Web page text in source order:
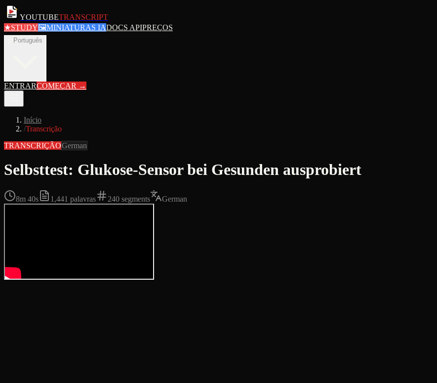
YOUTUBETRANSCRIPT
★STUDY🖼MINIATURAS IADOCS APIPREÇOS
Português
ENTRARCOMEÇAR →
Início
/Transcrição
TRANSCRIÇÃOGerman
Selbsttest: Glukose-Sensor bei Gesunden ausprobiert
8m 40s 1,441 palavras 240 segments German